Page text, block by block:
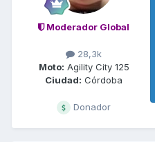
Moderador Global
28,3k
Moto: Agility City 125
Ciudad: Córdoba
Donador